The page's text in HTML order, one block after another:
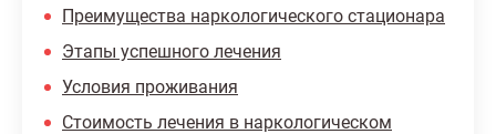
Преимущества наркологического стационара
Этапы успешного лечения
Условия проживания
Стоимость лечения в наркологическом